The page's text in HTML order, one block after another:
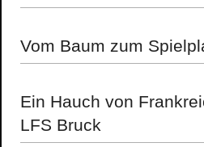
Vom Baum zum
Ein Hauch von
LFS Bruck